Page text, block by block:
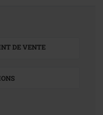
DE VENTE